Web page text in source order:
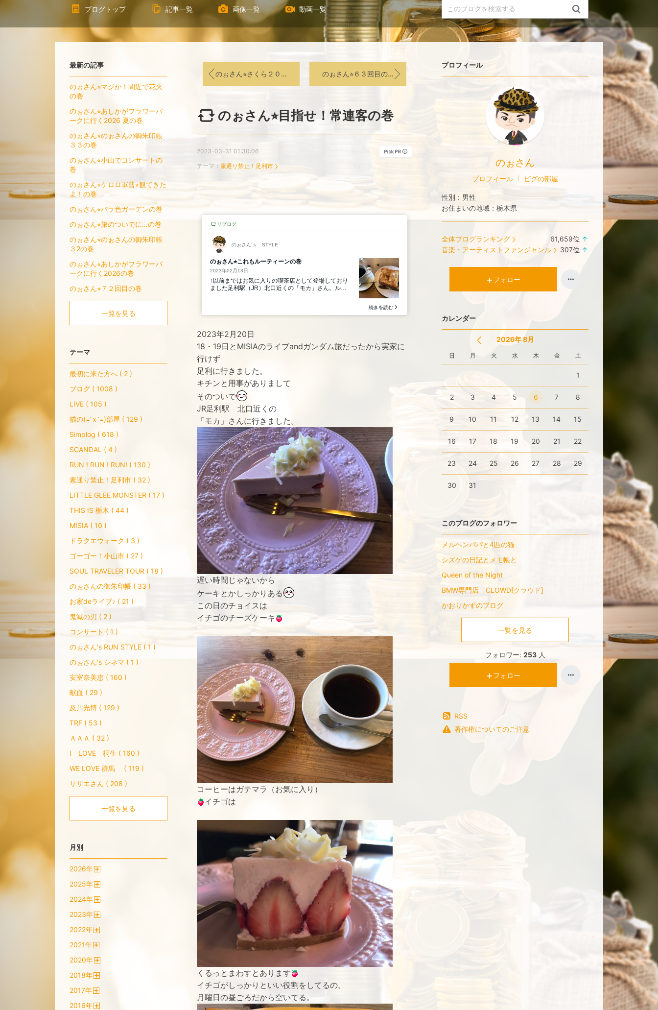
ブログトップ 記事一覧 画像一覧 動画一覧
のぉさん⭐︎さくら２０２３の巻 のぉさん⭐︎６３回目の巻
のぉさん⭐︎目指せ！常連客の巻
2023-03-31 01:30:06
テーマ： 素通り禁止！足利市
2023年2月20日
18・19日とMISIAのライブandガンダム旅だったから実家に
行けず
足利に行きました。
キチンと用事がありまして
そのついで
JR足利駅 北口近くの
「モカ」さんに行きました。
遅い時間じゃないから
ケーキとかしっかりある
この日のチョイスは
イチゴのチーズケーキ
コーヒーはガテマラ（お気に入り）
イチゴは
くるっとまわすとあります
イチゴがしっかりといい役割をしてるの。
月曜日の昼ごろだから空いてる。
プロフィール
のぉさん
プロフィール ピグの部屋
性別： 男性
お住まいの地域： 栃木県
全体ブログランキング 61,659位 ↑
音楽・アーティストファンジャンル 307位 ↑
フォロー
カレンダー
2026年 8月
日 月 火 水 木 金 土
1
2 3 4 5 6 7 8
9 10 11 12 13 14 15
16 17 18 19 20 21 22
23 24 25 26 27 28 29
30 31
このブログのフォロワー
メルヘンパパと4匹の猫
シズゲの日記とメモ帳と
Queen of the Night
BMW専門店 CLOWD[クラウド]
かおりかずのブログ
一覧を見る
フォロワー: 253 人
フォロー
RSS
著作権についてのご注意
最新の記事
のぉさん⭐︎マジか！間近で花火
の巻
のぉさん⭐︎あしかがフラワーパ
ークに行く2026 夏の巻
のぉさん⭐︎のぉさんの御朱印帳
３３の巻
のぉさん⭐︎小山でコンサートの
巻
のぉさん⭐︎ケロロ軍曹⭐︎観てきた
よ！の巻
のぉさん⭐︎バラ色ガーデンの巻
のぉさん⭐︎旅のついでに…の巻
のぉさん⭐︎のぉさんの御朱印帳
３2の巻
のぉさん⭐︎あしかがフラワーパ
ークに行く2026の巻
のぉさん⭐︎７２回目の巻
一覧を見る
テーマ
最初に来た方へ ( 2 )
ブログ ( 1008 )
LIVE ( 105 )
猫の(=‘ｘ‘=)部屋 ( 129 )
Simplog ( 618 )
SCANDAL ( 4 )
RUN ! RUN ! RUN! ( 130 )
素通り禁止！足利市 ( 32 )
LITTLE GLEE MONSTER ( 17 )
THIS IS 栃木 ( 44 )
MISIA ( 10 )
ドラクエウォーク ( 3 )
ゴーゴー！小山市 ( 27 )
SOUL TRAVELER TOUR ( 18 )
のぉさんの御朱印帳 ( 33 )
お家deライブ♪ ( 21 )
鬼滅の刃 ( 2 )
コンサート ( 1 )
のぉさん's RUN STYLE ( 1 )
のぉさん's シネマ ( 1 )
安室奈美恵 ( 160 )
献血 ( 29 )
及川光博 ( 129 )
TRF ( 53 )
ＡＡＡ ( 32 )
I LOVE 桐生 ( 160 )
WE LOVE 群馬 ( 119 )
サザエさん ( 208 )
一覧を見る
月別
2026年
2025年
2024年
2023年
2022年
2021年
2020年
2018年
2017年
2016年